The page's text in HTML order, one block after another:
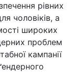
рівних
чоловіків, а
широких
проблем
кампанії